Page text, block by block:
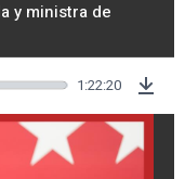
y ministra de
1:22:20